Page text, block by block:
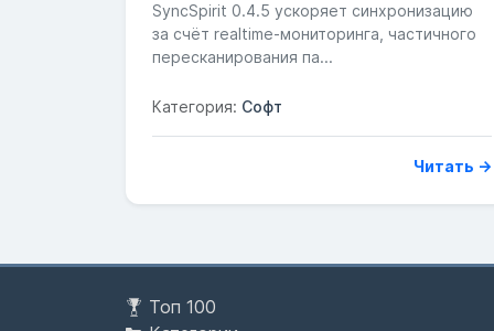
SyncSpirit 0.4.5 ускоряет синхронизацию
за счёт realtime-мониторинга, частичного
пересканирования па...
Категория: Софт
Читать →
Топ 100